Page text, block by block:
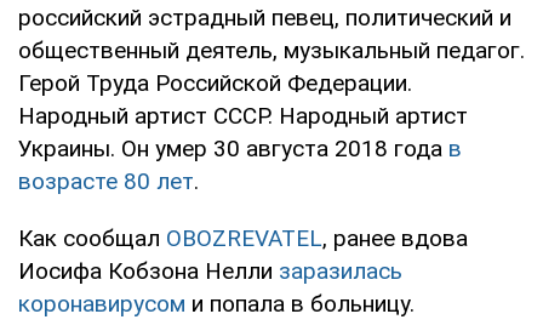
российский эстрадный певец, политический и
общественный деятель, музыкальный педагог.
Герой Труда Российской Федерации.
Народный артист СССР. Народный артист
Украины. Он умер 30 августа 2018 года в
возрасте 80 лет.
Как сообщал OBOZREVATEL, ранее вдова
Иосифа Кобзона Нелли заразилась
коронавирусом и попала в больницу.